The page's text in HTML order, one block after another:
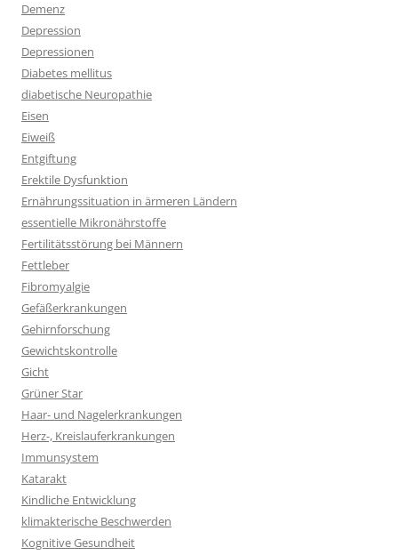
Demenz
Depression
Depressionen
Diabetes mellitus
diabetische Neuropathie
Eisen
Eiweiß
Entgiftung
Erektile Dysfunktion
Ernährungssituation in ärmeren Ländern
essentielle Mikronährstoffe
Fertilitätsstörung bei Männern
Fettleber
Fibromyalgie
Gefäßerkrankungen
Gehirnforschung
Gewichtskontrolle
Gicht
Grüner Star
Haar- und Nagelerkrankungen
Herz-, Kreislauferkrankungen
Immunsystem
Katarakt
Kindliche Entwicklung
klimakterische Beschwerden
Kognitive Gesundheit